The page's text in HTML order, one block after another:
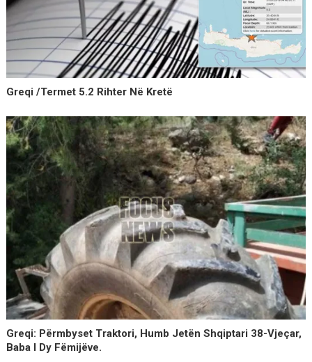
Greqi /Termet 5.2 Rihter Në Kretë
Greqi: Përmbyset Traktori, Humb Jetën Shqiptari 38-Vjeçar,
Baba I Dy Fëmijëve.